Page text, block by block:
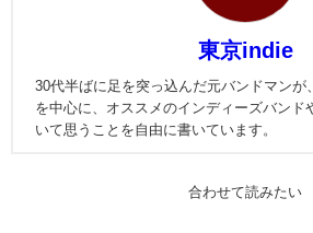
東京indie
30代半ばに足を突っ込んだ元バンドマンが
を中心に、オススメのインディーズバンド
いて思うことを自由に書いています。
合わせて読みたい